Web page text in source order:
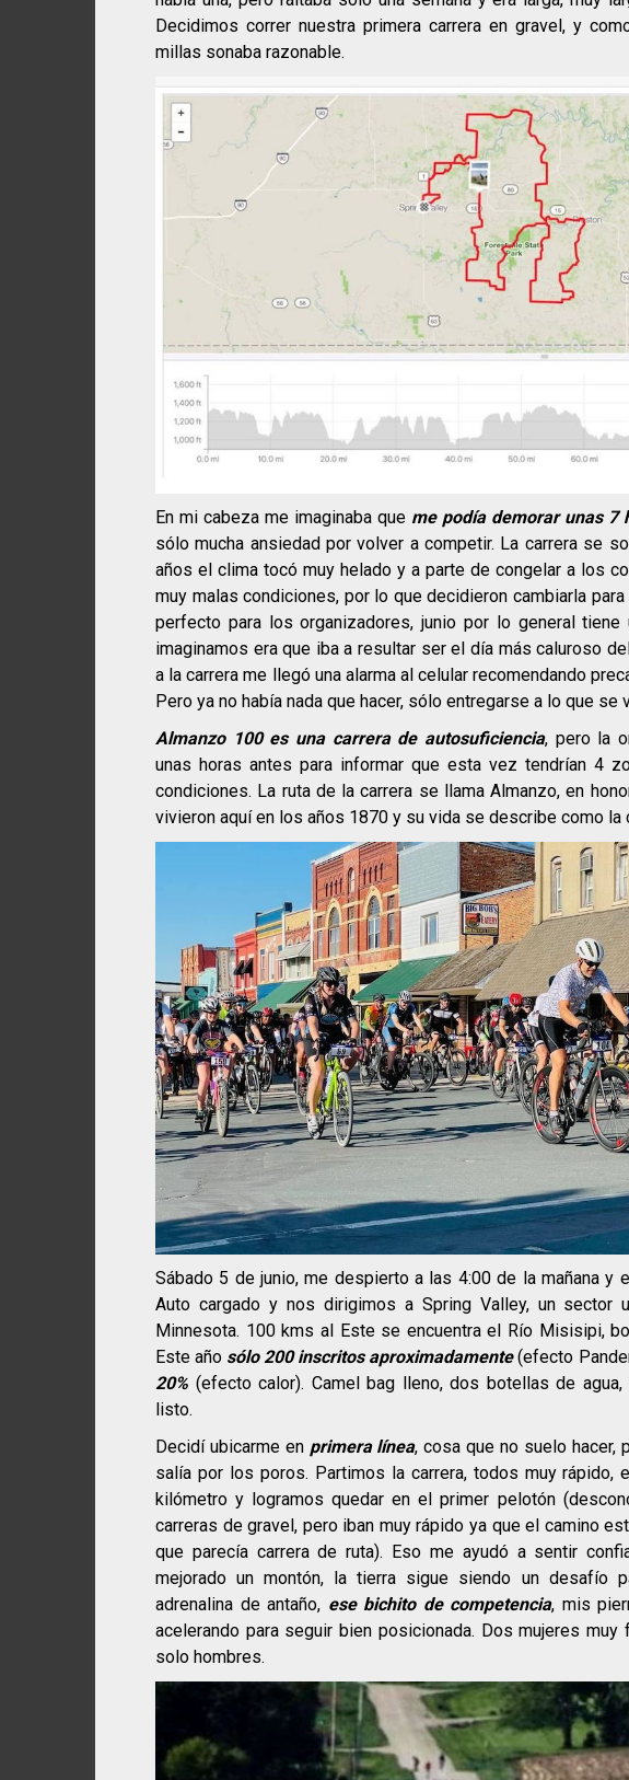
Decidimos correr nuestra primera carrera en gravel, y
millas sonaba razonable.
En mi cabeza me imaginaba que me podía demorar unas 7
sólo mucha ansiedad por volver a competir. La carrera se
años el clima tocó muy helado y a parte de congelar a los
muy malas condiciones, por lo que decidieron cambiarla
perfecto para los organizadores, junio por lo general tiene
imaginamos era que iba a resultar ser el día más caluroso
a la carrera me llegó una alarma al celular recomendando
Pero ya no había nada que hacer, sólo entregarse a lo que se
Almanzo 100 es una carrera de autosuficiencia, pero la
unas horas antes para informar que esta vez tendrían 4
condiciones. La ruta de la carrera se llama Almanzo, en
vivieron aquí en los años 1870 y su vida se describe como la
Sábado 5 de junio, me despierto a las 4:00 de la mañana y
Auto cargado y nos dirigimos a Spring Valley, un sector
Minnesota. 100 kms al Este se encuentra el Río Misisipi,
Este año sólo 200 inscritos aproximadamente(efecto
20% (efecto calor). Camel bag lleno, dos botellas de agua,
listo.
Decidí ubicarme en primera línea, cosa que no suelo hacer,
salía por los poros. Partimos la carrera, todos muy rápido,
kilómetro y logramos quedar en el primer pelotón
carreras de gravel, pero iban muy rápido ya que el camino
que parecía carrera de ruta). Eso me ayudó a sentir
mejorado un montón, la tierra sigue siendo un desafío
adrenalina de antaño, ese bichito de competencia, mis
acelerando para seguir bien posicionada. Dos mujeres
solo hombres.